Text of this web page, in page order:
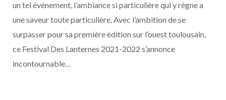
un tel évènement, l’ambiance si particulière qui y règne a
une saveur toute particulière. Avec l’ambition de se
surpasser pour sa première édition sur l’ouest toulousain,
ce Festival Des Lanternes 2021-2022 s’annonce
incontournable…